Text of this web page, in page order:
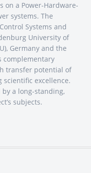
on a Power-Hardware-
systems. The
Systems and
University of
Germany and the
complementary
transfer potential of
excellence.
a long-standing,
subjects.